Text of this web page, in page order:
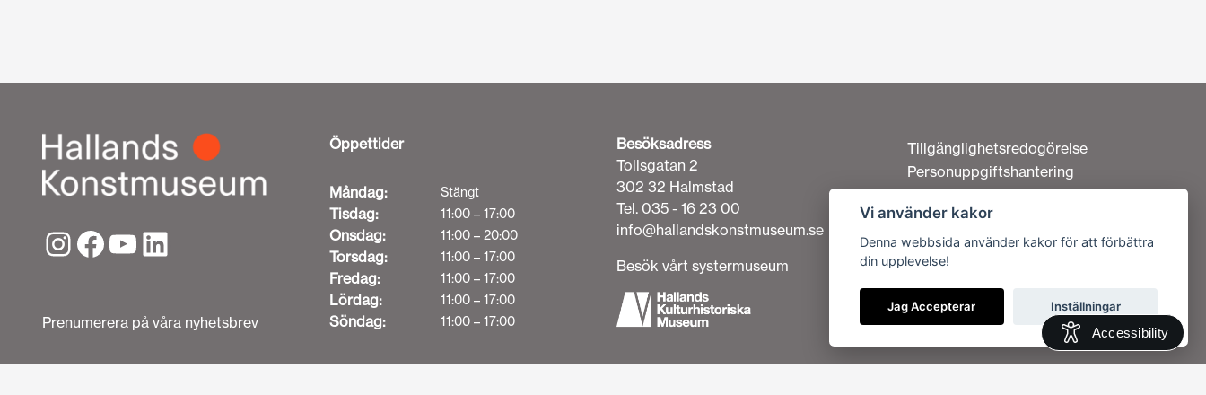
Prenumerera på våra nyhetsbrev
Öppettider
Måndag: Stängt
Tisdag: 11:00 – 17:00
Onsdag: 11:00 – 20:00
Torsdag: 11:00 – 17:00
Fredag: 11:00 – 17:00
Lördag: 11:00 – 17:00
Söndag: 11:00 – 17:00
Besöksadress
Tollsgatan 2
302 32 Halmstad
Tel. 035 - 16 23 00
info@hallandskonstmuseum.se
Besök vårt systermuseum
Tillgänglighetsredogörelse
Personuppgiftshantering
Om cookies
Kontakta oss
Vi är en del av
Accessibility
Vi använder kakor
Denna webbsida använder kakor för att förbättra
din upplevelse!
Jag Accepterar Inställningar